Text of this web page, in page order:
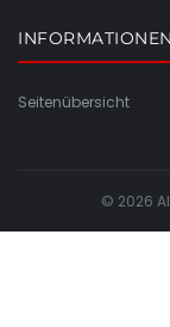
INFORMATIONEN
Seitenübersicht
© 2026